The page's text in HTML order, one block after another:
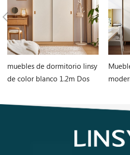
muebles de dormitorio linsy
de color blanco 1.2m Dos